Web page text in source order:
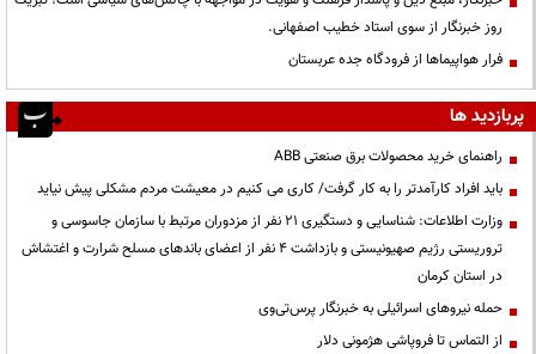
روز خبرنگار از سوی استاد خطیب اصفهانی.
فرار هواپیماها از فرودگاه جده عربستان
پربازدید ها
راهنمای خرید محصولات برق صنعتی ABB
باید افراد کارآمدتر را به کار گرفت/ کاری می کنیم در معیشت مردم مشکلی پیش نیاید
وزارت اطلاعات: شناسایی و دستگیری ۲۱ نفر از مزدوران مرتبط با سازمان جاسوسی و
تروریستی رژیم صهیونیستی و بازداشت ۴ نفر از اعضای باندهای مسلح شرارت و اغتشاش
در استان کرمان
حمله نیروهای اسرائیلی به خبرنگار پرس‌تی‌وی
از التماس تا فروپاشی هژمونی دلار